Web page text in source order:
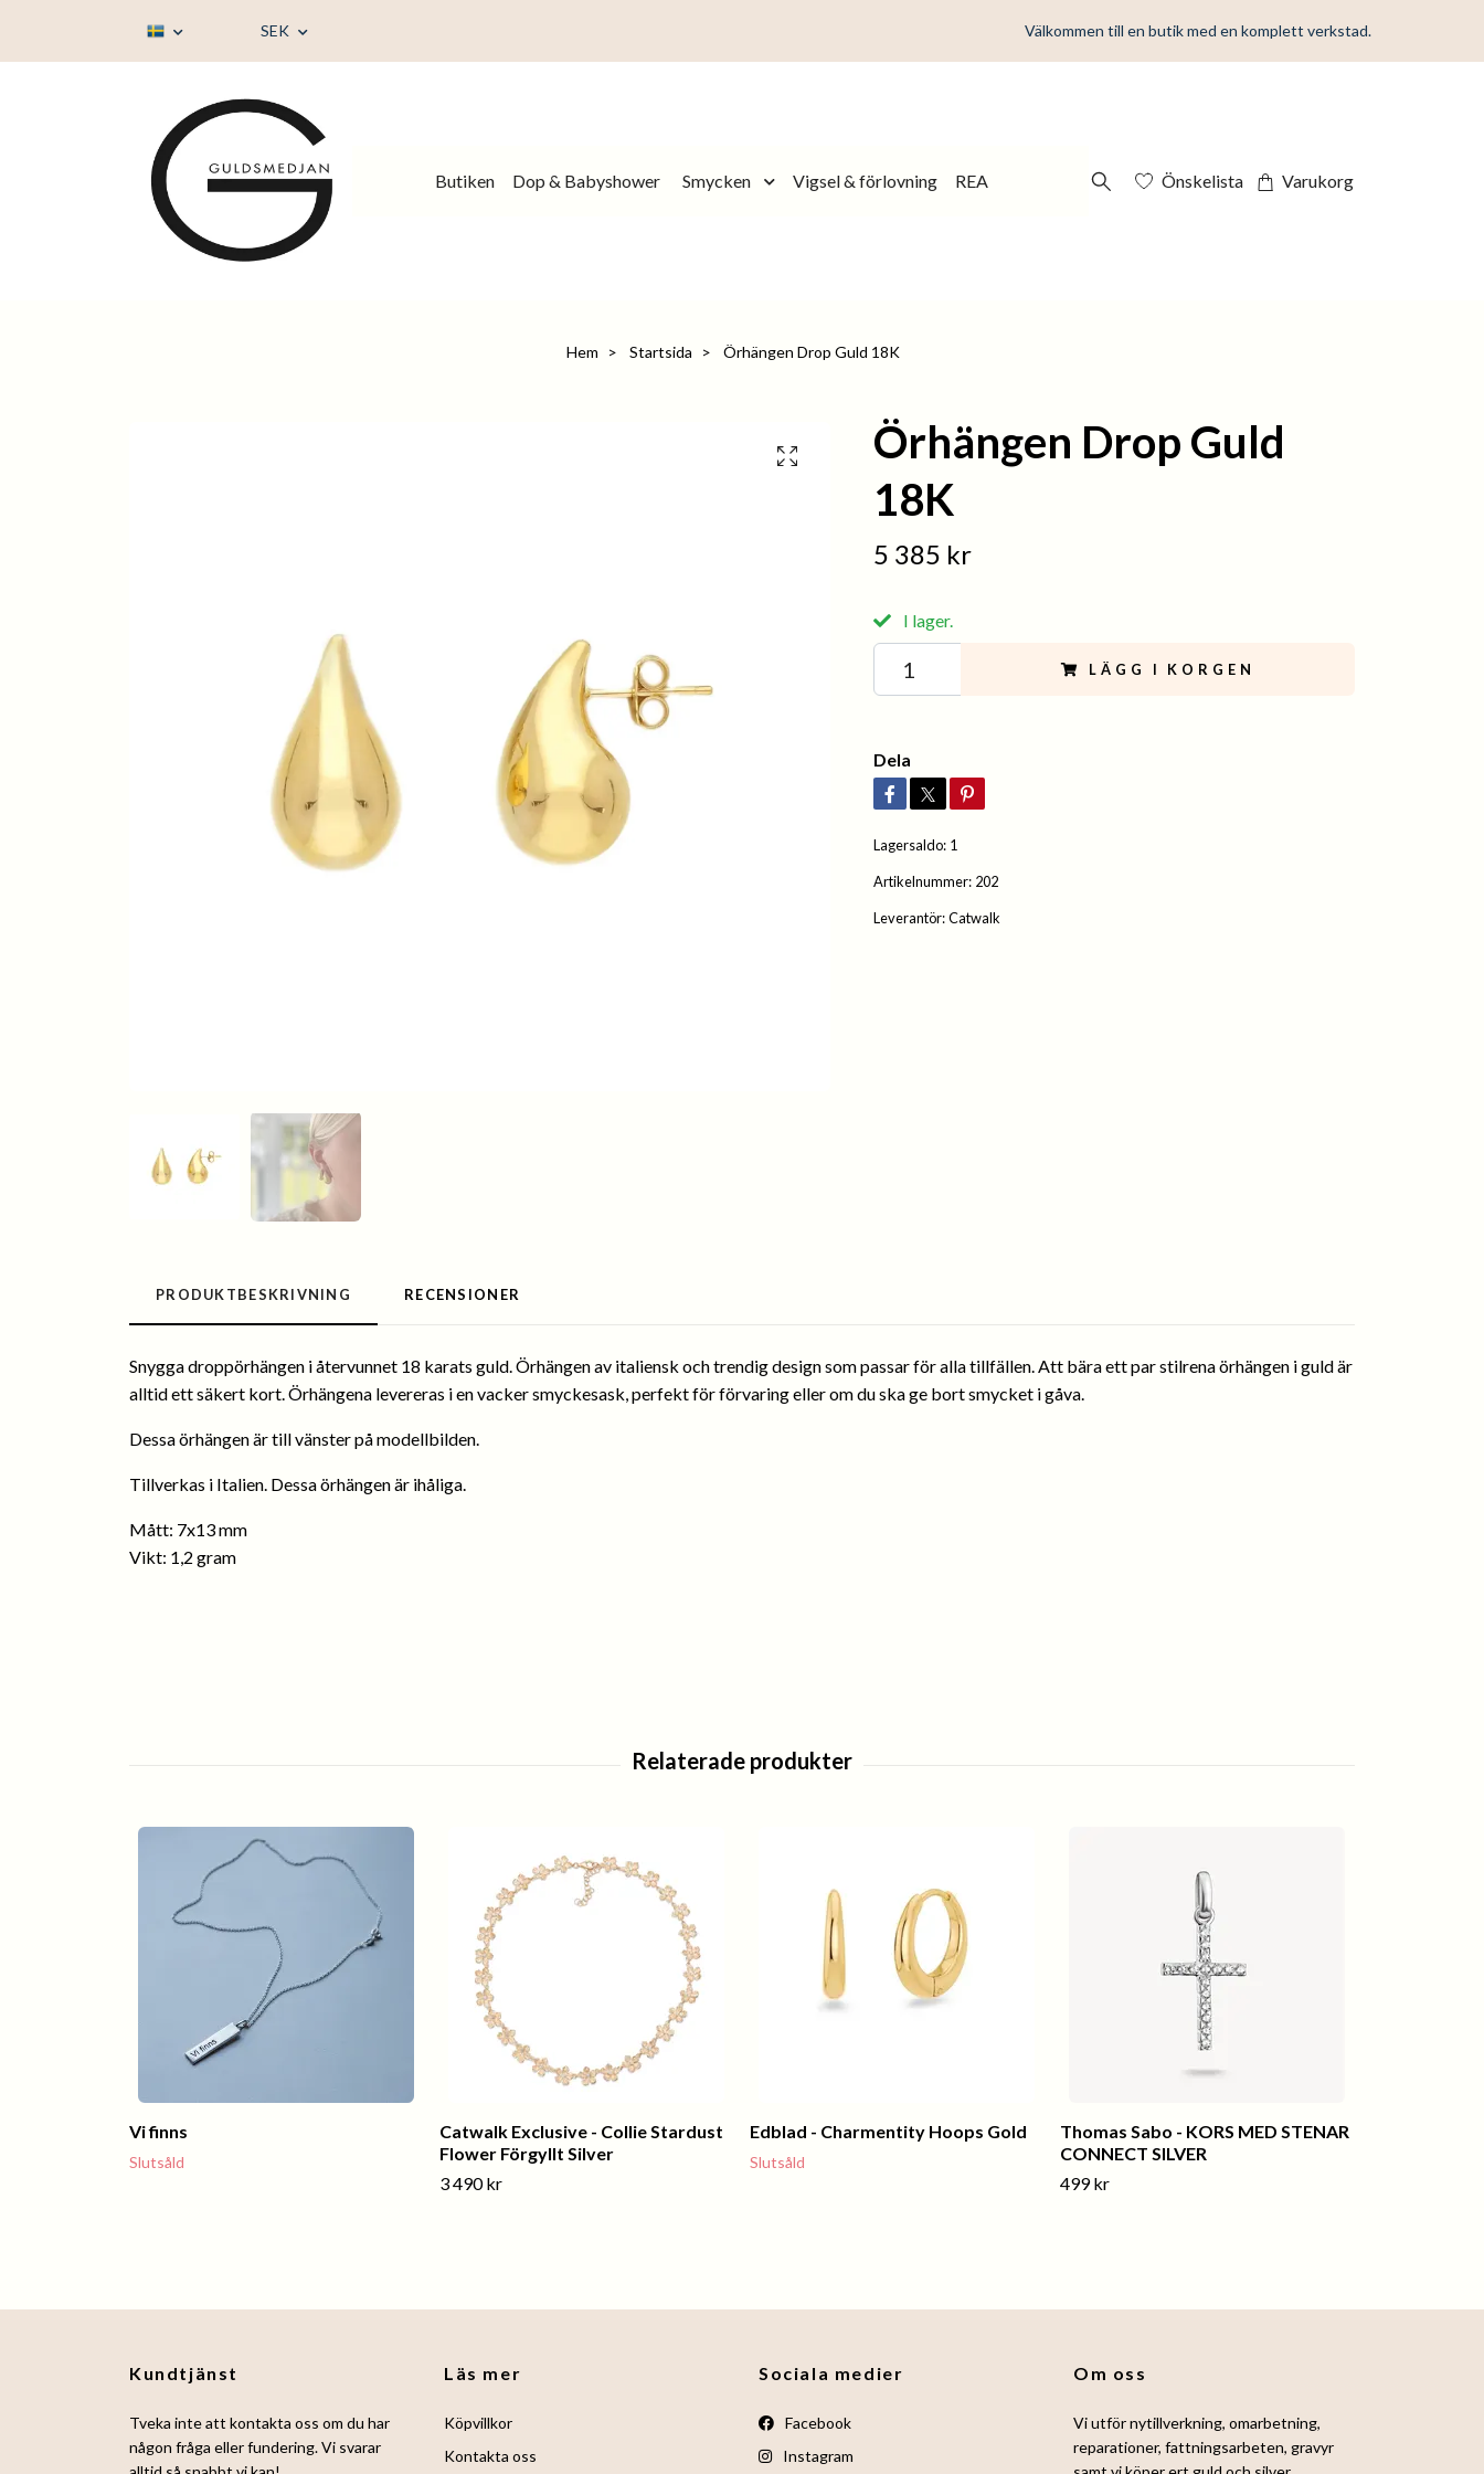
SEK Välkommen till en butik med en komplett verkstad.
Butiken Dop & Babyshower Smycken Vigsel & förlovning REA Önskelista Varukorg
Hem Startsida Örhängen Drop Guld 18K
Örhängen Drop Guld
18K
5 385 kr
I lager.
LÄGG I KORGEN
Dela
Lagersaldo: 1
Artikelnummer: 202
Leverantör:Catwalk
PRODUKTBESKRIVNING RECENSIONER
Snygga droppörhängen i återvunnet 18 karats guld. Örhängen av italiensk och trendig design som passar för alla tillfällen. Att bära ett par stilrena örhängen i guld är
alltid ett säkert kort. Örhängena levereras i en vacker smyckesask, perfekt för förvaring eller om du ska ge bort smycket i gåva.
Dessa örhängen är till vänster på modellbilden.
Tillverkas i Italien. Dessa örhängen är ihåliga.
Mått: 7x13 mm
Vikt: 1,2 gram
Vi finns
Slutsåld
Catwalk Exclusive - Collie Stardust
Flower Förgyllt Silver
3 490 kr
Edblad - Charmentity Hoops Gold
Slutsåld
Thomas Sabo - KORS MED STENAR
CONNECT SILVER
499 kr
Kundtjänst
Tveka inte att kontakta oss om du har
någon fråga eller fundering. Vi svarar
Läs mer
Köpvillkor
Kontakta oss
Sociala medier
Facebook
Instagram
Om oss
Vi utför nytillverkning, omarbetning,
reparationer, fattningsarbeten, gravyr